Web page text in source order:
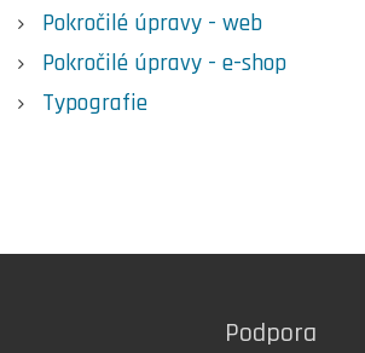
Pokročilé úpravy - web
Pokročilé úpravy - e-shop
Typografie
Podpora